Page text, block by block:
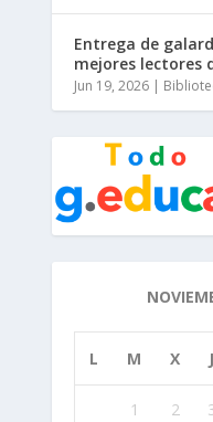
Entrega de
mejores lectores
Jun 19, 2026 |
L M X J
1 2